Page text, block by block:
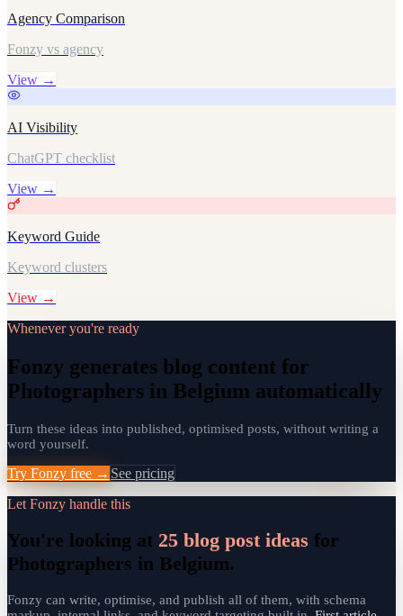
Agency Comparison
Fonzy vs agency
View →
AI Visibility
ChatGPT checklist
View →
Keyword Guide
Keyword clusters
View →
Whenever you're ready
Fonzy generates blog content for
Photographers in Belgium automatically
Turn these ideas into published, optimised posts, without writing a
word yourself.
Try Fonzy free → See pricing
Let Fonzy handle this
You're looking at 25 blog post ideas for
Photographers in Belgium.
Fonzy can write, optimise, and publish all of them, with schema